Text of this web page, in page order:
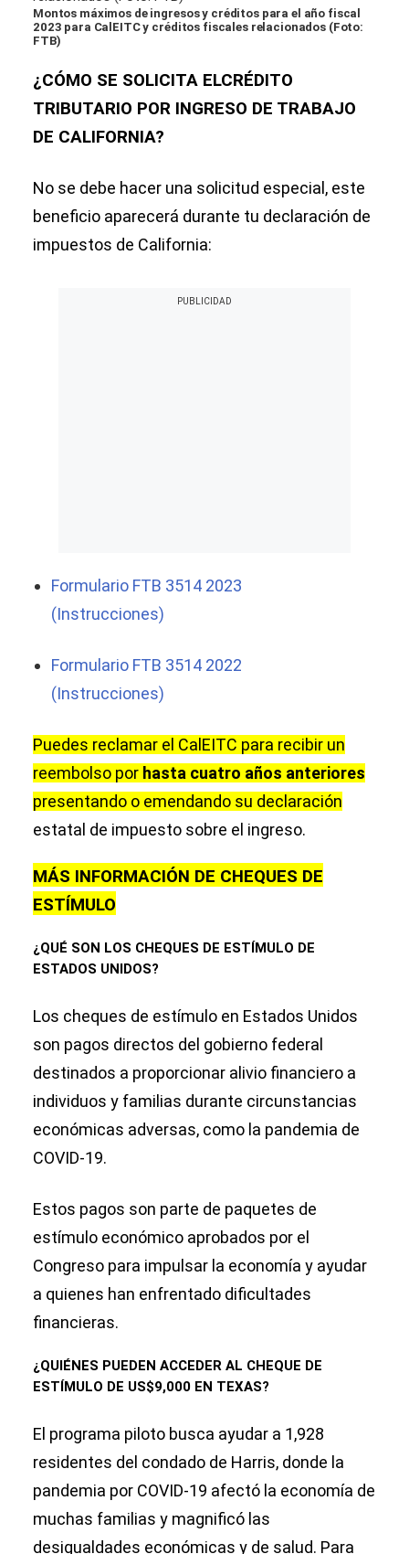
Montos máximos de ingresos y créditos para el año fiscal
2023 para CalEITC y créditos fiscales relacionados (Foto:
FTB)
¿CÓMO SE SOLICITA ELCRÉDITO
TRIBUTARIO POR INGRESO DE TRABAJO
DE CALIFORNIA?
No se debe hacer una solicitud especial, este
beneficio aparecerá durante tu declaración de
impuestos de California:
Formulario FTB 3514 2023
(Instrucciones)
Formulario FTB 3514 2022
(Instrucciones)
Puedes reclamar el CalEITC para recibir un
reembolso por hasta cuatro años anteriores
presentando o emendando su declaración
estatal de impuesto sobre el ingreso.
MÁS INFORMACIÓN DE CHEQUES DE
ESTÍMULO
¿QUÉ SON LOS CHEQUES DE ESTÍMULO DE
ESTADOS UNIDOS?
Los cheques de estímulo en Estados Unidos
son pagos directos del gobierno federal
destinados a proporcionar alivio financiero a
individuos y familias durante circunstancias
económicas adversas, como la pandemia de
COVID-19.
Estos pagos son parte de paquetes de
estímulo económico aprobados por el
Congreso para impulsar la economía y ayudar
a quienes han enfrentado dificultades
financieras.
¿QUIÉNES PUEDEN ACCEDER AL CHEQUE DE
ESTÍMULO DE US$9,000 EN TEXAS?
El programa piloto busca ayudar a 1,928
residentes del condado de Harris, donde la
pandemia por COVID-19 afectó la economía de
muchas familias y magnificó las
desigualdades económicas y de salud. Para